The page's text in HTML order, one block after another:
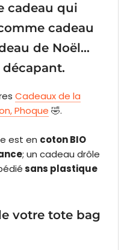
cadeau qui
cadeau
de Noël...
Cadeaux de la
Phoque 🤣.
est en coton BIO
; un cadeau drôle
sans plastique
votre tote bag